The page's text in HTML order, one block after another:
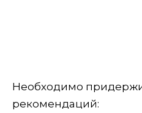
Необходимо
рекомендаций: